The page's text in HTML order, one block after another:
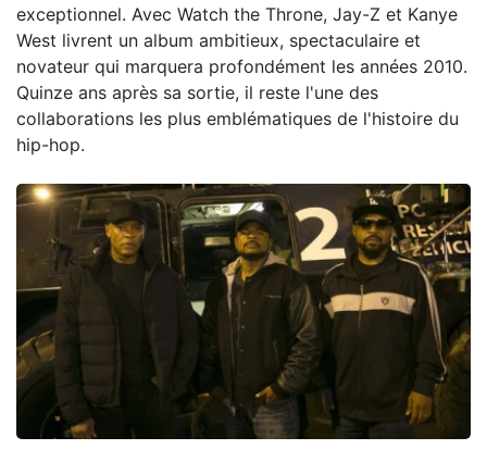
exceptionnel. Avec Watch the Throne, Jay-Z et Kanye
West livrent un album ambitieux, spectaculaire et
novateur qui marquera profondément les années 2010.
Quinze ans après sa sortie, il reste l'une des
collaborations les plus emblématiques de l'histoire du
hip-hop.